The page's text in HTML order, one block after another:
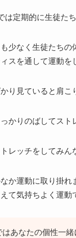
は定期的に生徒た
少なく生徒たち
スを通して運動を
り見ていると肩こ
かりのばしてスト
レッチをしてみん
か運動に取り掛れ
て気持ちよく運動
あなたの個性一緒